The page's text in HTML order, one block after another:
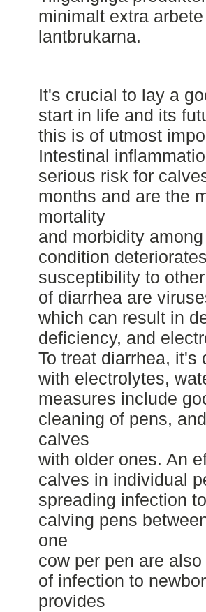
minimalt extra
lantbrukarna.
It's crucial to lay a
start in life and its
this is of utmost
Intestinal
serious risk for
months and are the
mortality
and morbidity
condition
susceptibility to
of diarrhea are
which can result in
deficiency, and
To treat diarrhea, it's
with electrolytes,
measures include
cleaning of pens,
calves
with older ones. An
calves in individual
spreading infection
calving pens
one
cow per pen are
of infection to
provides